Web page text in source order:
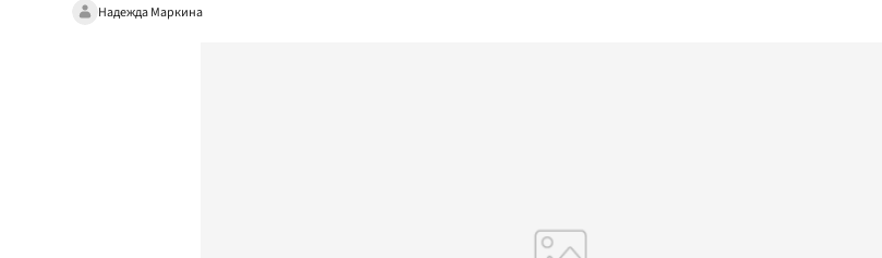
Надежда Маркина